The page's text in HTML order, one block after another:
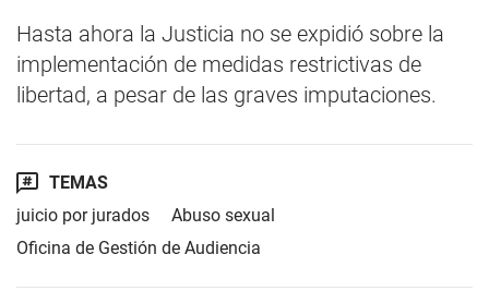
Hasta ahora la Justicia no se expidió sobre la
implementación de medidas restrictivas de
libertad, a pesar de las graves imputaciones.
TEMAS
juicio por jurados
Abuso sexual
Oficina de Gestión de Audiencia